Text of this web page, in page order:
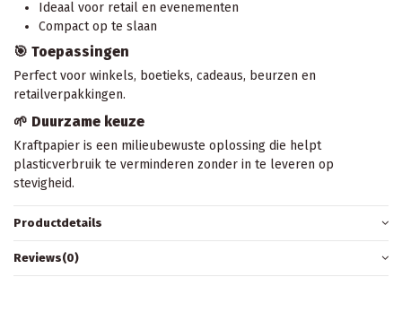
Ideaal voor retail en evenementen
Compact op te slaan
🎯 Toepassingen
Perfect voor winkels, boetieks, cadeaus, beurzen en
retailverpakkingen.
🌱 Duurzame keuze
Kraftpapier is een milieubewuste oplossing die helpt
plasticverbruik te verminderen zonder in te leveren op
stevigheid.
Productdetails
Reviews(0)